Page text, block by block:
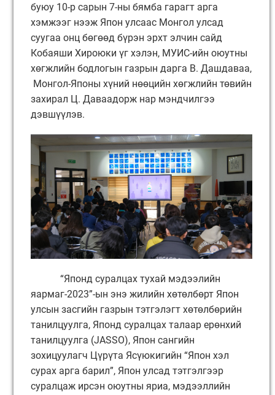
буюу 10-р сарын 7-ны бямба гарагт арга
хэмжээг нээж Япон улсаас Монгол улсад
суугаа онц бөгөөд бүрэн эрхт элчин сайд
Кобаяши Хироюки үг хэлэн, МУИС-ийн оюутны
хөгжлийн бодлогын газрын дарга В. Дашдаваа,
Монгол-Японы хүний нөөцийн хөгжлийн төвийн
захирал Ц. Даваадорж нар мэндчилгээ
дэвшүүлэв.
“Японд суралцах тухай мэдээлийн
яармаг-2023”-ын энэ жилийн хөтөлбөрт Япон
улсын засгийн газрын тэтгэлэгт хөтөлбөрийн
танилцуулга, Японд суралцах талаар ерөнхий
танилцуулга (JASSO), Япон сангийн
зохицуулагч Цүрүта Ясүюкигийн “Япон хэл
сурах арга барил”, Япон улсад тэтгэлгээр
суралцаж ирсэн оюутны яриа, мэдээллийн